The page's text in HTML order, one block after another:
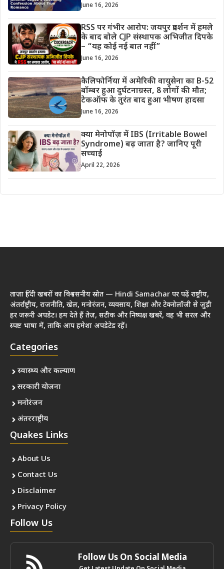
June 16, 2026
RSS पर गंभीर आरोप: जयपुर प्रदर्शन में हमले
के बाद बोले CJP संस्थापक अभिजीत दिपके
– “यह कोई नई बात नहीं”
June 16, 2026
कैलिफोर्निया में अमेरिकी वायुसेना का B-52
बॉम्बर हुआ दुर्घटनाग्रस्त, 8 लोगों की मौत;
टेकऑफ के तुरंत बाद हुआ भीषण हादसा
June 16, 2026
क्या मेनोपॉज़ में IBS (Irritable Bowel
Syndrome) बढ़ जाता है? जानिए पूरी
सच्चाई
April 22, 2026
ताज़ा हिंदी खबरों का विश्वसनीय स्रोत — Hindi Samachar पर पढ़ें राष्ट्रीय,
अंतर्राष्ट्रीय, राजनीति, खेल, मनोरंजन, व्यवसाय, शिक्षा और टेक्नोलॉजी से जुड़ी
हर जरूरी अपडेट। हम देते हैं तेज़, सटीक और निष्पक्ष खबरें, वह भी सरल और
स्पष्ट भाषा में, ताकि आप हमेशा अपडेटेड रहें।
Categories
स्वास्थ्य और कल्याण
सरकारी योजना
मनोरंजन
अंतरराष्ट्रीय
Quakes Links
About Us
Contact Us
Disclaimer
Privacy Policy
Follow Us
Follow Us On Social Media